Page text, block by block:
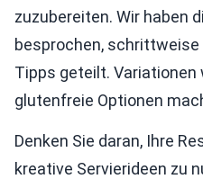
zuzubereiten. Wir haben
besprochen,
Tipps geteilt. Variationen
glutenfreie Optionen
Denken Sie daran, Ihre
kreative Servierideen zu